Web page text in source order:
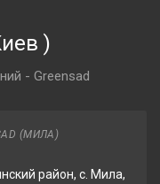
)
- Greensad
(МИЛА)
район, с. Мила,